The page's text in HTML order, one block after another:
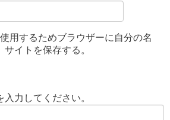
用するためブラウザーに自分の名
イトを保存する。
入力してください。